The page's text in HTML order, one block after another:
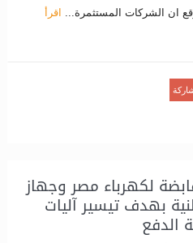
ان الشركات المستثمرة...
اقرأ
لكهرباء مصر وجهاز
بهدف تيسير آليات
الدفع